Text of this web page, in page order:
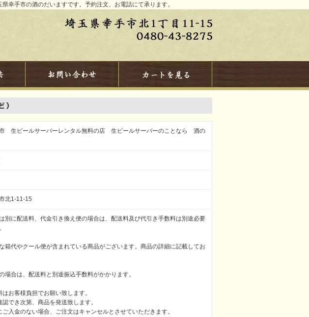
幸手市の酒のだいますです。予約注文、お電話にて承ります。
生ビールサーバーレンタル無料の店 生ビールサーバーのことなら 酒の
北1-11-15
別に配送料、代金引き換え便の場合は、配送料及び代引き手数料は別途必要
箱代やクール便が含まれている商品がございます。商品の詳細に記載してお
場合は、配送料と別途振込手数料がかかります。
はお客様負担でお願い致します。
認でき次第、商品を発送致します。
ご入金のない場合、ご注文はキャンセルとさせていただきます。